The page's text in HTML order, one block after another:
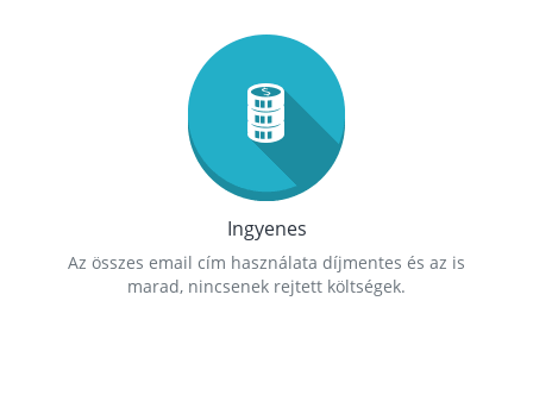
Ingyenes
Az összes email cím használata díjmentes és az is
marad, nincsenek rejtett költségek.